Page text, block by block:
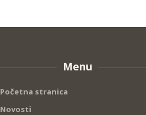
Menu
Početna stranica
Novosti